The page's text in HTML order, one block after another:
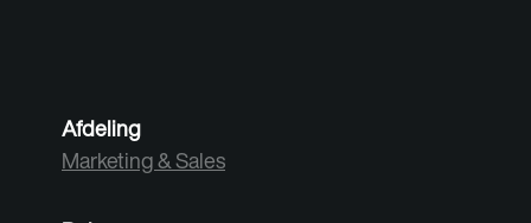
Afdeling
Marketing & Sales